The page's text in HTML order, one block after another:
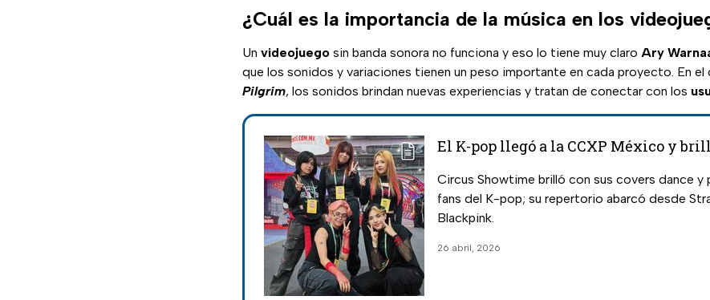
¿Cuál es la importancia de la música en los
Un videojuego sin banda sonora no funciona y eso lo tiene muy claro Ary
que los sonidos y variaciones tienen un peso importante en cada proyecto. En el
Pilgrim, los sonidos brindan nuevas experiencias y tratan de conectar con los
El K-pop llegó a la CCXP México y
Circus Showtime brilló con sus covers dance y
fans del K-pop; su repertorio abarcó desde
Blackpink.
26 abril, 2026